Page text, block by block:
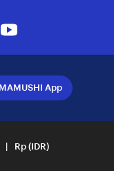
App
| Rp (IDR)